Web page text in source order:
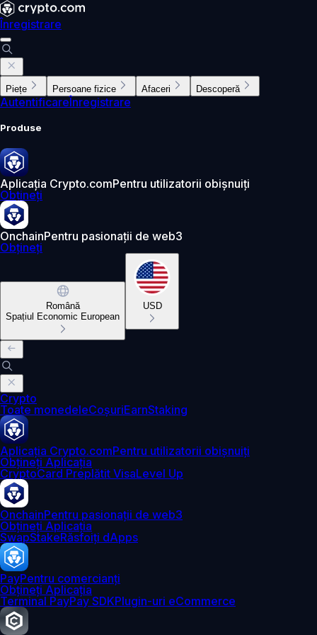
Înregistrare
Piețe Persoane fizice Afaceri Descoperă
AutentificareÎnregistrare
Produse
Aplicația Crypto.comPentru utilizatorii obișnuiți
Obțineți
OnchainPentru pasionații de web3
Obțineți
Română
Spațiul Economic European
USD
Crypto
Toate monedeleCoșuriEarnStaking
Aplicația Crypto.comPentru utilizatorii obișnuiți
Obțineți Aplicația
CryptoCard Preplătit VisaLevel Up
OnchainPentru pasionații de web3
Obțineți Aplicația
SwapStakeRăsfoiți dApps
PayPentru comercianți
Obțineți Aplicația
Terminal PayPay SDKPlugin-uri eCommerce